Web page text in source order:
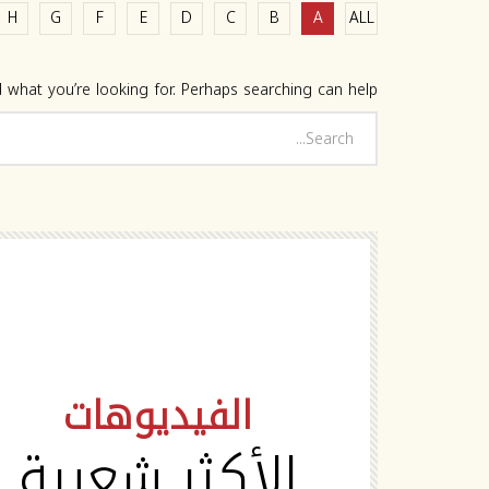
ALL
A
B
C
D
E
F
G
H
you’re looking for. Perhaps searching can help.
الفيديوهات